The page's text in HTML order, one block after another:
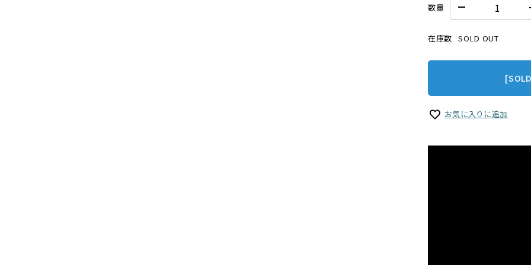
数量
在庫数 SOLD OUT
お気に入りに追加